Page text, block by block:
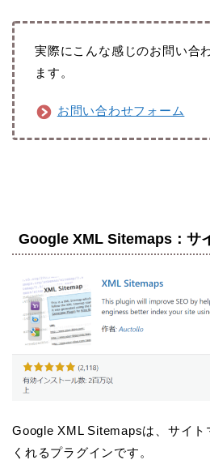
実際にこんな感じのお問い合
ます。
お問い合わせフォーム
Google XML Sitemaps：サ
Google XML Sitemapsは、サイト
くれるプラグインです。